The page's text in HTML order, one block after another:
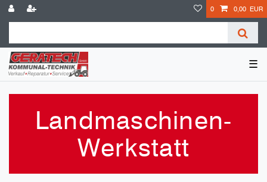
0 0,00 EUR
☰
Landmaschinen-
Werkstatt